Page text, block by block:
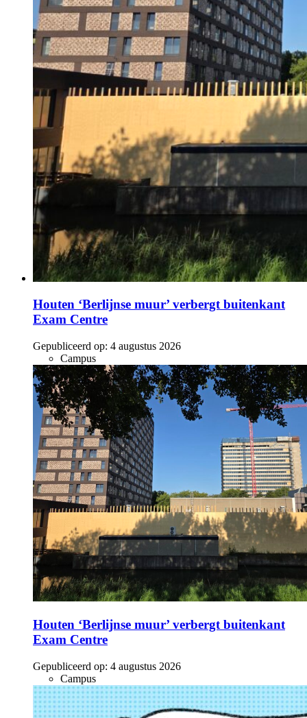
Houten ‘Berlijnse muur’ verbergt buitenkant
Exam Centre
Gepubliceerd op: 4 augustus 2026
Campus
Houten ‘Berlijnse muur’ verbergt buitenkant
Exam Centre
Gepubliceerd op: 4 augustus 2026
Campus